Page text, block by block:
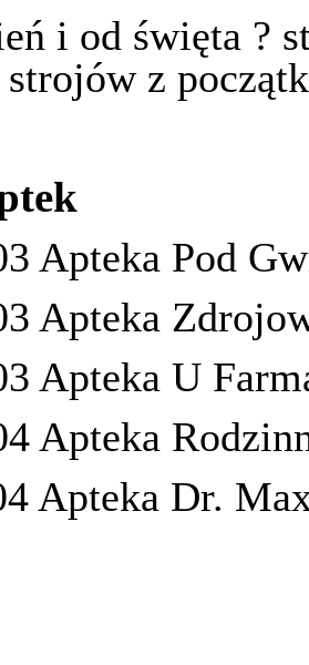
i od święta ?
z
Apteka Pod
Apteka
Apteka U
Apteka
Apteka Dr.